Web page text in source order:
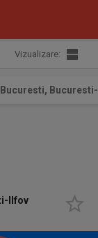
Vizualizare:
Bucuresti,
Ilfov